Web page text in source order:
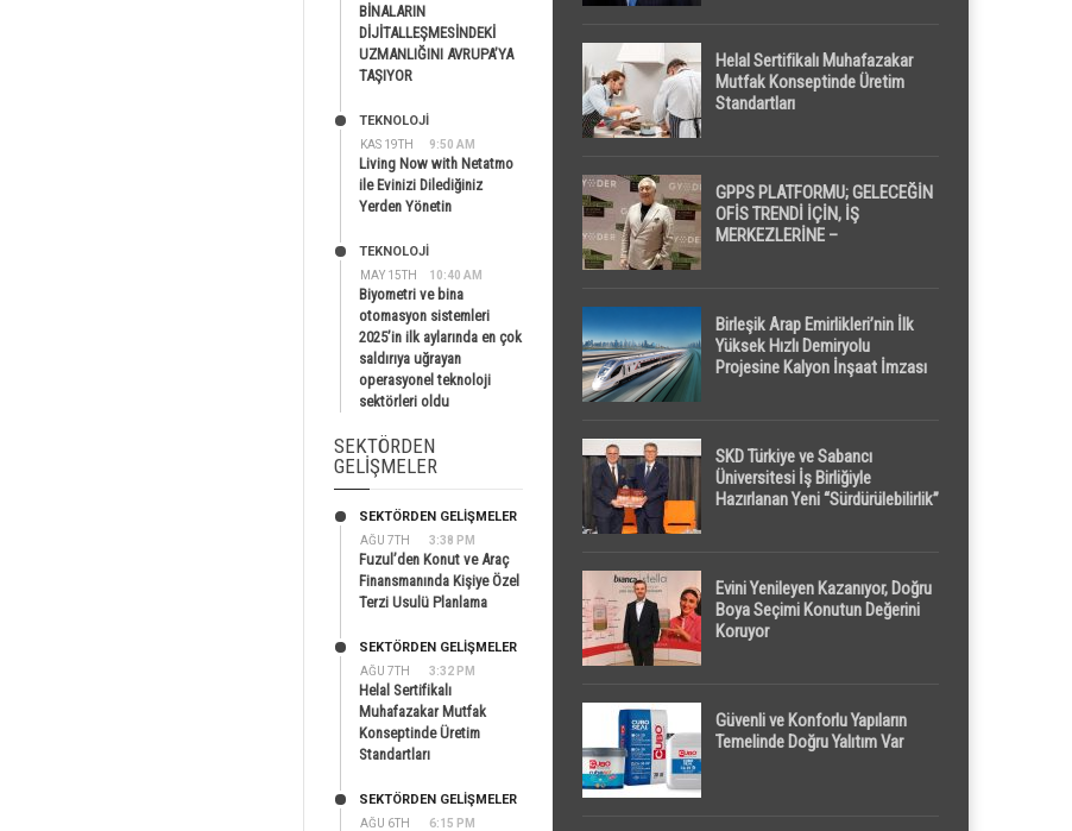
BİNALARIN
DİJİTALLEŞMESİNDEKİ
UZMANLIĞINI AVRUPA’YA
TAŞIYOR
KAS 19TH 9:50 AM
TEKNOLOJİ
Living Now with Netatmo
ile Evinizi Dilediğiniz
Yerden Yönetin
MAY 15TH 10:40 AM
TEKNOLOJİ
Biyometri ve bina
otomasyon sistemleri
2025’in ilk aylarında en çok
saldırıya uğrayan
operasyonel teknoloji
sektörleri oldu
SEKTÖRDEN
GELIŞMELER
AĞU 7TH 3:38 PM
SEKTÖRDEN GELIŞMELER
Fuzul’den Konut ve Araç
Finansmanında Kişiye Özel
Terzi Usulü Planlama
AĞU 7TH 3:32 PM
SEKTÖRDEN GELIŞMELER
Helal Sertifikalı
Muhafazakar Mutfak
Konseptinde Üretim
Standartları
AĞU 6TH 6:15 PM
SEKTÖRDEN GELIŞMELER
Helal Sertifikalı Muhafazakar
Mutfak Konseptinde Üretim
Standartları
GPPS PLATFORMU; GELECEĞİN
OFİS TRENDİ İÇİN, İŞ
MERKEZLERİNE –
Birleşik Arap Emirlikleri’nin İlk
Yüksek Hızlı Demiryolu
Projesine Kalyon İnşaat İmzası
SKD Türkiye ve Sabancı
Üniversitesi İş Birliğiyle
Hazırlanan Yeni “Sürdürülebilirlik”
Evini Yenileyen Kazanıyor, Doğru
Boya Seçimi Konutun Değerini
Koruyor
Güvenli ve Konforlu Yapıların
Temelinde Doğru Yalıtım Var